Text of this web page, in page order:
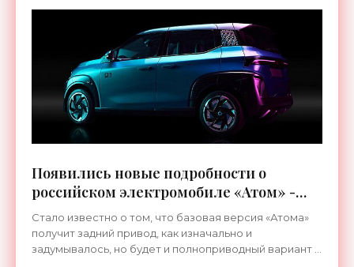
Появились новые подробности о
российском электромобиле «Атом» -
«Электромобили»
Стало известно о том, что базовая версия «Атома»
получит задний привод, как изначально и
задумывалось, но будет и полноприводный вариант с